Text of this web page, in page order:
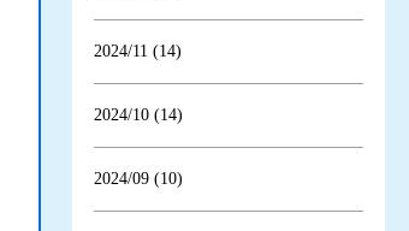
2024/11 (14)
2024/10 (14)
2024/09 (10)